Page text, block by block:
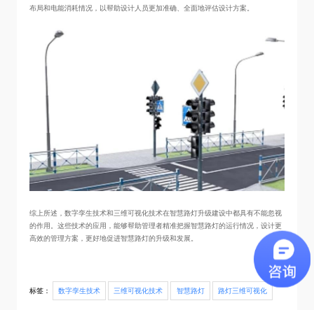
布局和电能消耗情况，以帮助设计人员更加准确、全面地评估设计方案。
综上所述，数字孪生技术和三维可视化技术在智慧路灯升级建设中都具有不能忽视
的作用。这些技术的应用，能够帮助管理者精准把握智慧路灯的运行情况，设计更
高效的管理方案，更好地促进智慧路灯的升级和发展。
标签： 数字孪生技术 三维可视化技术 智慧路灯 路灯三维可视化